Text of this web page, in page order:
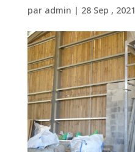
par admin | 28 Sep , 2021